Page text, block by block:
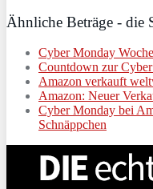
Ähnliche Beträge - die
Cyber Monday
Countdown zur
Amazon verkauft
Amazon: Neuer
Cyber Monday bei
Schnäppchen